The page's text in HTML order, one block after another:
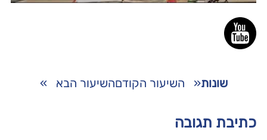
שונות« השיעור הקודםהשיעור הבא »
כתיבת תגובה